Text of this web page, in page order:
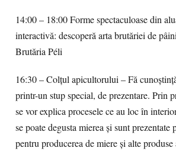
14:00 – 18:00 Forme spectaculoase din
interactivă: descoperă arta brutăriei de
Brutăria Péli
16:30 – Colţul apicultorului – Fă
printr-un stup special, de prezentare. Prin
se vor explica procesele ce au loc în
se poate degusta mierea şi sunt prezentate
pentru producerea de miere şi alte produse